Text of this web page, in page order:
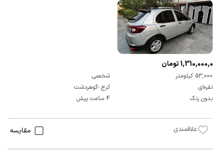
1,310,000,000 تومان
53,000 کیلومتر
شخصی
نقره‌ای
کرج -گوهردشت
بدون رنگ
4 ساعت پیش
علاقمندی مقایسه